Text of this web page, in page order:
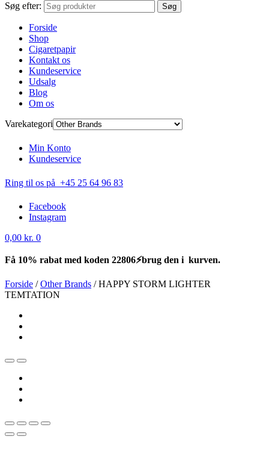
Søg efter:
Søg
Forside
Shop
Cigaretpapir
Kontakt os
Kundeservice
Udsalg
Blog
Om os
Varekategori
Min Konto
Kundeservice
Ring til os på +45 25 64 96 83
Facebook
Instagram
0,00 kr. 0
Få 10% rabat med koden 22806⚡brug den i kurven.
Forside /Other Brands /HAPPY STORM LIGHTER
TEMTATION